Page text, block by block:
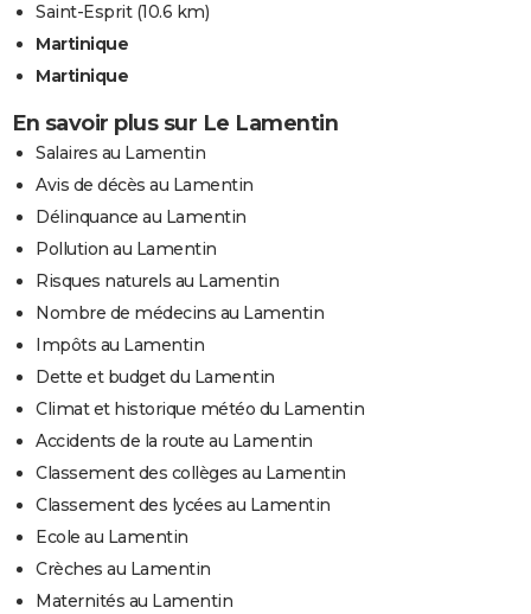
Saint-Esprit(10.6 km)
Martinique
Martinique
En savoir plus sur Le Lamentin
Salaires au Lamentin
Avis de décès au Lamentin
Délinquance au Lamentin
Pollution au Lamentin
Risques naturels au Lamentin
Nombre de médecins au Lamentin
Impôts au Lamentin
Dette et budget du Lamentin
Climat et historique météo du Lamentin
Accidents de la route au Lamentin
Classement des collèges au Lamentin
Classement des lycées au Lamentin
Ecole au Lamentin
Crèches au Lamentin
Maternités au Lamentin